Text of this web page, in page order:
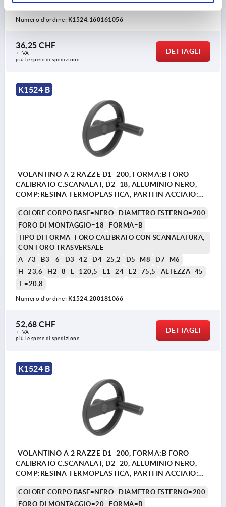
T =18,3
Numero d’ordine: K1524.160161056
36,25 CHF
+ IVA
più le spese di spedizione
DETTAGLI
K1524 B
VOLANTINO A 2 RAZZE D1=200, FORMA:B FORO
CALIBRATO C.SCANALAT, D2=18, ALLUMINIO NERO,
COMP:RESINA TERMOPLASTICA, PARTI IN ACCIAIO:
COLORE CORPO BASE=NERO
DIAMETRO ESTERNO=200
FORO DI MONTAGGIO=18
FORMA=B
TIPO DI FORMA=FORO CALIBRATO CON SCANALATURA,
CON FORO TRASVERSALE
A=73
B3 =6 D3=42 D4=25,2 D5=M8
D7=M6
H=23,6
H2=8 L=120,5 L1=24 L2=75,5
ALTEZZA=45
T =20,8
Numero d’ordine: K1524.200181066
52,68 CHF
+ IVA
più le spese di spedizione
DETTAGLI
K1524 B
VOLANTINO A 2 RAZZE D1=200, FORMA:B FORO
CALIBRATO C.SCANALAT, D2=20, ALLUMINIO NERO,
COMP:RESINA TERMOPLASTICA, PARTI IN ACCIAIO:
COLORE CORPO BASE=NERO
DIAMETRO ESTERNO=200
FORO DI MONTAGGIO=20
FORMA=B